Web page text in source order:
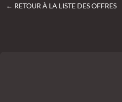
← RETOUR À LA LISTE DES OFFRES